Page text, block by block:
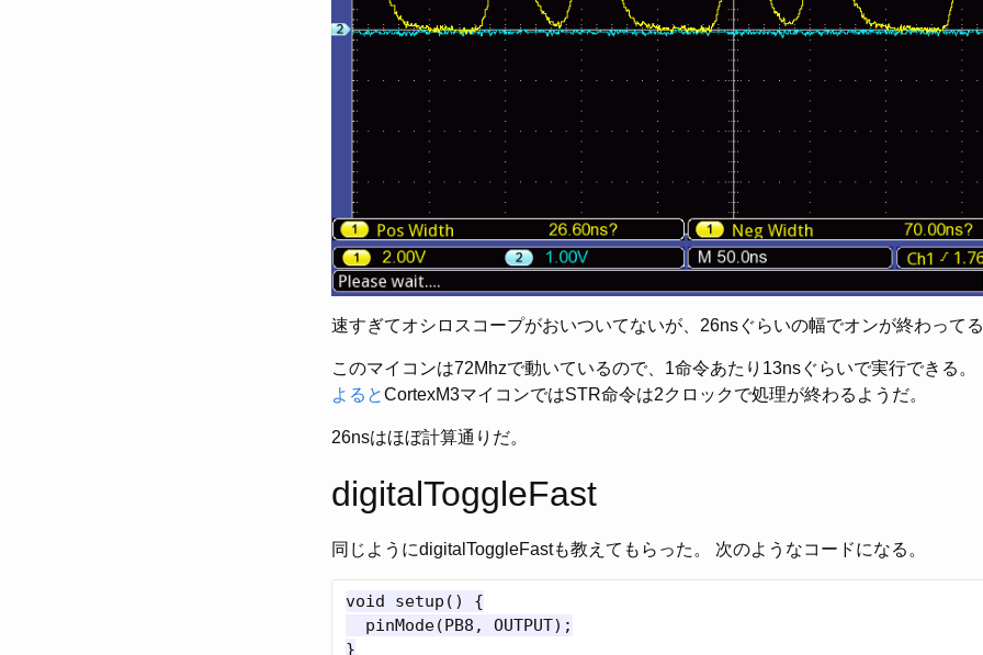
速すぎてオシロスコープがおいついてないが、26nsぐらいの幅でオンが終わって
このマイコンは72Mhzで動いているので、1命令あたり13nsぐらいで実行できる。
よるとCortexM3マイコンではSTR命令は2クロックで処理が終わるようだ。
26nsはほぼ計算通りだ。
digitalToggleFast
同じようにdigitalToggleFastも教えてもらった。 次のようなコードになる。
void setup() {
  pinMode(PB8, OUTPUT);
}